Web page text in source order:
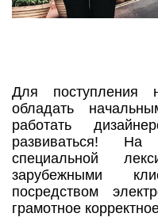
Для поступления
обладать
работать
развиваться!
специальной
зарубежными
посредством
грамотное